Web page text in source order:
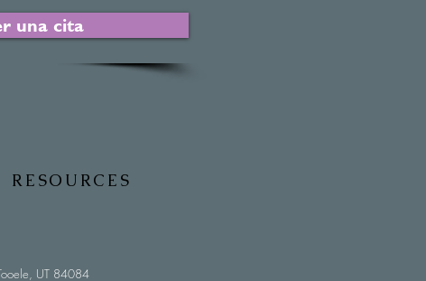
una cita
RESOURCES
UT 84084